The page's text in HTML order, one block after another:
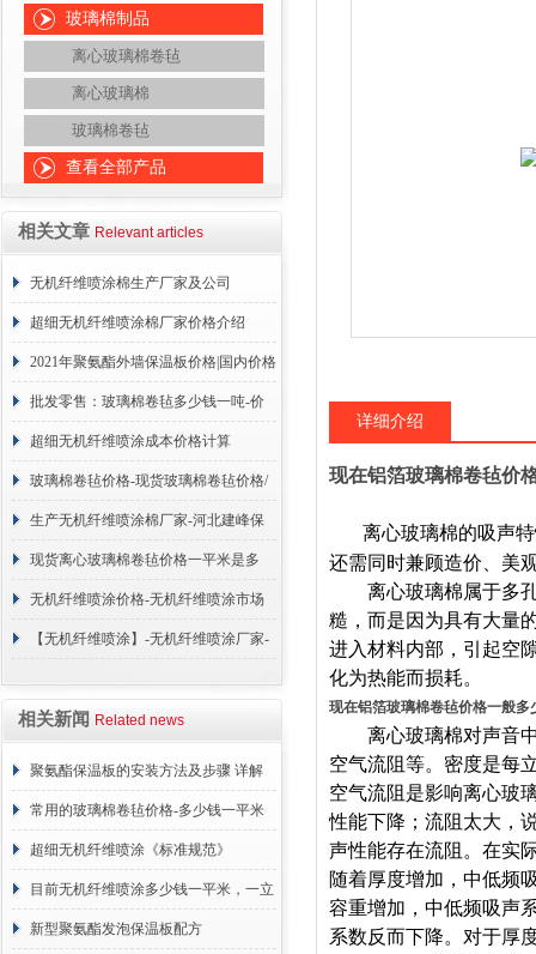
玻璃棉制品
离心玻璃棉卷毡
离心玻璃棉
玻璃棉卷毡
查看全部产品
相关文章 Relevant articles
无机纤维喷涂棉生产厂家及公司
超细无机纤维喷涂棉厂家价格介绍
2021年聚氨酯外墙保温板价格|国内价格
调整
批发零售：玻璃棉卷毡多少钱一吨-价
格咨询
超细无机纤维喷涂成本价格计算
玻璃棉卷毡价格-现货玻璃棉卷毡价格/
合理报价=今天
生产无机纤维喷涂棉厂家-河北建峰保
温材料有限公司
现货离心玻璃棉卷毡价格一平米是多
少？厂家报价
无机纤维喷涂价格-无机纤维喷涂市场
售价是多少？报价表
【无机纤维喷涂】-无机纤维喷涂厂家-
相关新闻 Related news
聚氨酯保温板的安装方法及步骤 详解
常用的玻璃棉卷毡价格-多少钱一平米
超细无机纤维喷涂《标准规范》
目前无机纤维喷涂多少钱一平米，一立
方 价格计算
新型聚氨酯发泡保温板配方
详细介绍
现在铝箔玻璃棉卷毡价
离心玻璃棉的吸声特
还需同时兼顾造价、美
离心玻璃棉属于多孔
糙，而是因为具有大量
进入材料内部，引起空
化为热能而损耗。
现在铝箔玻璃棉卷毡价格一般多
离心玻璃棉对声音中
空气流阻等。密度是每
空气流阻是影响离心玻
性能下降；流阻太大，
声性能存在流阻。在实
随着厚度增加，中低频
容重增加，中低频吸声
系数反而下降。对于厚